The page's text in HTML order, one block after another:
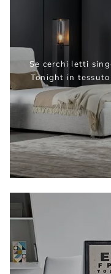
Se cerchi letti
Tonight in